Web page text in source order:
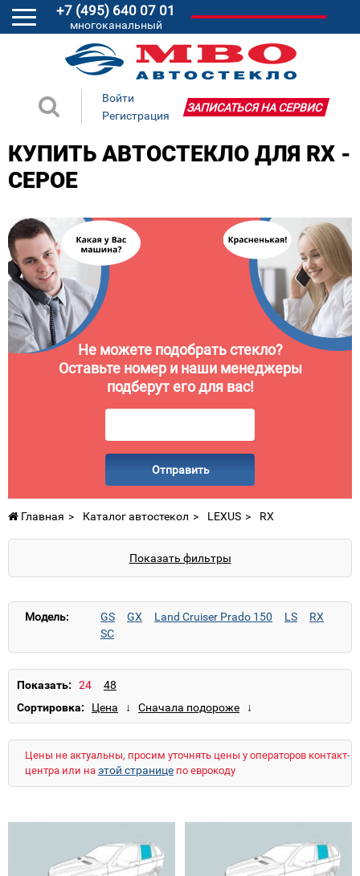
+7 (495) 640 07 01
многоканальный
Войти
Регистрация
ЗАПИСАТЬСЯ НА СЕРВИС
КУПИТЬ АВТОСТЕКЛО ДЛЯ RX -
СЕРОЕ
Не можете подобрать стекло?
Оставьте номер и наши менеджеры
подберут его для вас!
Отправить
Главная Каталог автостекол LEXUS RX
Показать фильтры
Модель: GS GX Land Cruiser Prado 150 LS
RX
SC
Показать:
Сортировка:
Цены не актуальны, просим уточнять цены у операторов контакт-
центра или на этой странице по еврокоду